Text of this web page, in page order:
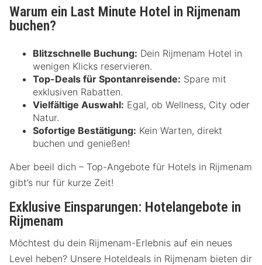
Warum ein Last Minute Hotel in Rijmenam
buchen?
Blitzschnelle Buchung: Dein Rijmenam Hotel in
wenigen Klicks reservieren.
Top-Deals für Spontanreisende: Spare mit
exklusiven Rabatten.
Vielfältige Auswahl: Egal, ob Wellness, City oder
Natur.
Sofortige Bestätigung: Kein Warten, direkt
buchen und genießen!
Aber beeil dich – Top-Angebote für Hotels in Rijmenam
gibt’s nur für kurze Zeit!
Exklusive Einsparungen: Hotelangebote in
Rijmenam
Möchtest du dein Rijmenam-Erlebnis auf ein neues
Level heben? Unsere Hoteldeals in Rijmenam bieten dir